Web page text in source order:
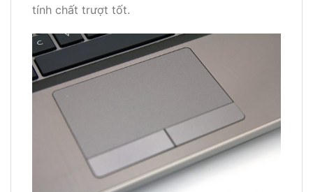
tính chất trượt tốt.